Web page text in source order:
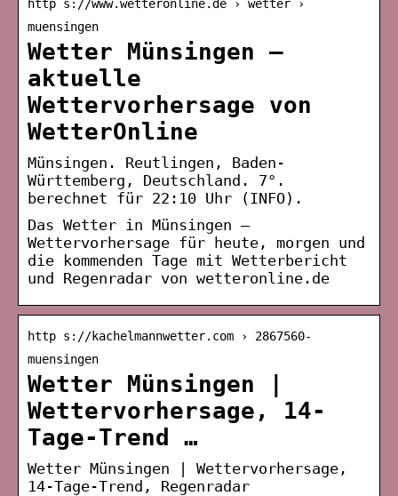
http s://www.wetteronline.de › wetter ›
muensingen
Wetter Münsingen –
aktuelle
Wettervorhersage von
WetterOnline
Münsingen. Reutlingen, Baden-
Württemberg, Deutschland. 7°.
berechnet für 22:10 Uhr (INFO).
Das Wetter in Münsingen –
Wettervorhersage für heute, morgen und
die kommenden Tage mit Wetterbericht
und Regenradar von wetteronline.de
http s://kachelmannwetter.com › 2867560-
muensingen
Wetter Münsingen |
Wettervorhersage, 14-
Tage-Trend …
Wetter Münsingen | Wettervorhersage,
14-Tage-Trend, Regenradar